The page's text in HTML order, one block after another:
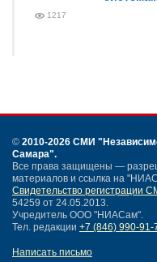
1217
© 2010-2026 СМИ
Самара".
Все права защищены —
материалов и ссылка на
Свидетельство регистрации
54259 от 24.05.2013.
Учредитель ООО "НИАСам".
Тел. редакции +7 (846) 990-91-
Написать письмо